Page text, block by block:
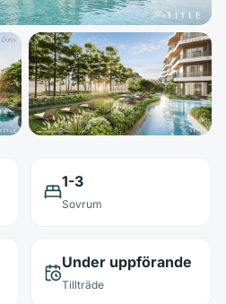
1-3
Sovrum
Under uppförande
Tillträde